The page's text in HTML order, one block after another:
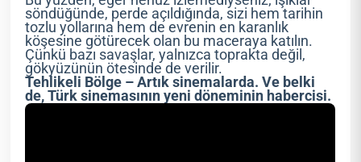
söndüğünde, perde açıldığında, sizi hem tarihin
tozlu yollarına hem de evrenin en karanlık
köşesine götürecek olan bu maceraya katılın.
Çünkü bazı savaşlar, yalnızca toprakta değil,
gökyüzünün ötesinde de verilir.
Tehlikeli Bölge – Artık sinemalarda. Ve belki
de, Türk sinemasının yeni döneminin habercisi.